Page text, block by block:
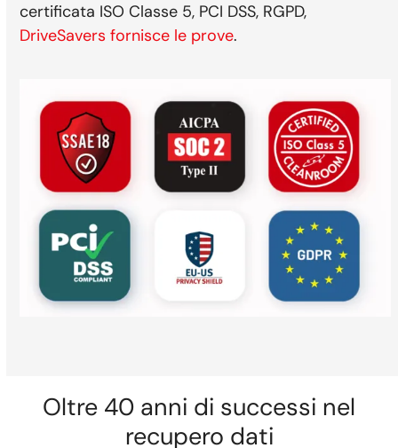
certificata ISO Classe 5, PCI DSS, RGPD,
DriveSavers fornisce le prove.
Oltre 40 anni di successi nel
recupero dati